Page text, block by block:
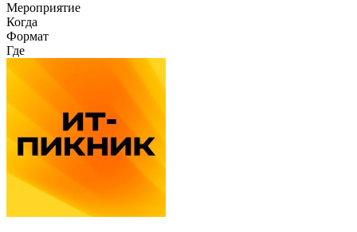
Мероприятие
Когда
Формат
Где